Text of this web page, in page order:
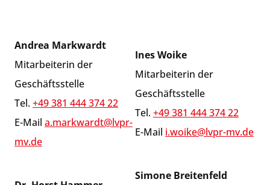
Andrea Markwardt
Mitarbeiterin der
Geschäftsstelle
Tel.+49 381 444 374 22
E-Mail a.markwardt@lvpr-
mv.de
Ines Woike
Mitarbeiterin der
Geschäftsstelle
Tel.+49 381 444 374 22
E-Mail i.woike@lvpr-mv.de
Simone Breitenfeld